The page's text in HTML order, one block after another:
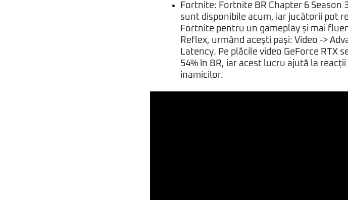
Fortnite: Fortnite BR Chapter 6 Season
sunt disponibile acum, iar jucătorii pot
Fortnite pentru un gameplay și mai
Reflex, urmând acești pași: Video ->
Latency. Pe plăcile video GeForce RTX
54% în BR, iar acest lucru ajută la
inamicilor.